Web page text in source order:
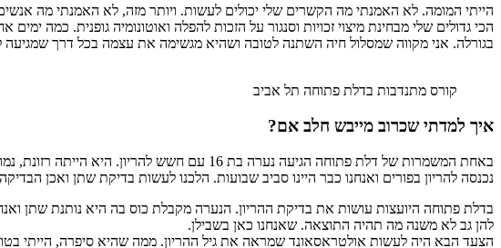
הייתי המומה. לא האמנתי מה הקשרים שלי יכולים לעשות. ויותר מזה, לא האמנתי מה
הכי גדולים שלי מבחינת מיצוי זכויות וסנגור על הזכות להפלה ואוטונומיה גופנית. כמה
בגורלה. אני מקווה שמסלול חיה השתנה לטובה ושהיא מגשימה את עצמה בכל דרך שמגיעה
קורס מתנדבות בדלת פתוחה תל אביב
איך למדתי שכרוב מייבש חלב אם?
נכנסה להריון בפורים ואנחנו כבר היינו סביב שבועות. הלכנו לעשות בדיקת שתן ואכן
בדלת פתוחה היועצות עושות את בדיקת ההריון. הנערה מקבלת כוס בה היא נותנת שתן
להן גב לא משנה מה תהיה התוצאה. שאנחנו כאן בשבילן.